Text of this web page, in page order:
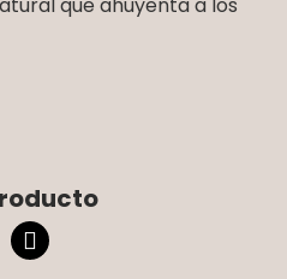
que ahuyenta a los